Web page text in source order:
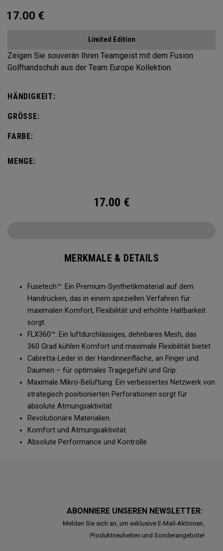
17.00 €
Limited Edition
Zeigen Sie souverän Ihren Teamgeist mit dem Fusion
Golfhandschuh aus der Team Europe Kollektion.
HÄNDIGKEIT:
GRÖSSE:
FARBE:
MENGE:
17.00 €
MERKMALE & DETAILS
Fusetech™: Ein Premium-Synthetikmaterial auf dem
Handrücken, das in einem speziellen Verfahren für
maximalen Komfort, Flexibilität und erhöhte Haltbarkeit
sorgt.
FLX360™: Ein luftdurchlässiges, dehnbares Mesh, das
360 Grad kühlen Komfort und maximale Flexibilität bietet.
Cabretta-Leder in der Handinnenfläche, an Finger und
Daumen – für optimales Tragegefühl und Grip.
Maximale Mikro-Belüftung: Ein verbessertes Netzwerk von
strategisch positionierten Perforationen sorgt für
absolute Atmungsaktivität.
Revolutionäre Materialien.
Komfort und Atmungsaktivität.
Absolute Performance und Kontrolle
ABONNIERE UNSEREN NEWSLETTER:
Melden Sie sich an, um exklusive E-Mail-Aktionen,
Produktneuheiten und Sonderangebote!